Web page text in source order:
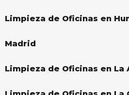
Limpieza de Oficinas en
Madrid
Limpieza de Oficinas en La